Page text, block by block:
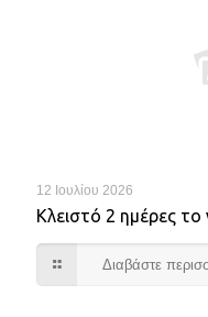
12 Ιουλίου 2026
Κλειστό 2 ημέρες
Διαβάστε